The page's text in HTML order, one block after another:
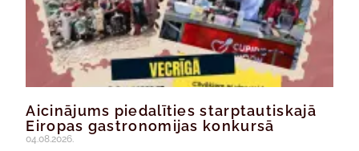
Aicinājums piedalīties starptautiskajā
Eiropas gastronomijas konkursā
04.08.2026.